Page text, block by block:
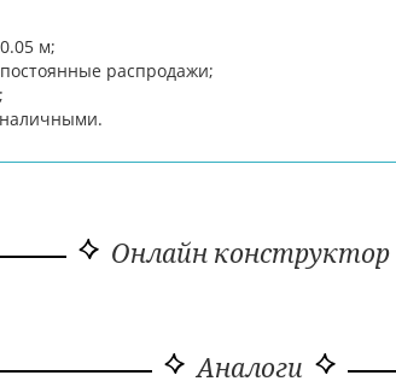
м;
распродажи;
Онлайн конструктор
Аналоги